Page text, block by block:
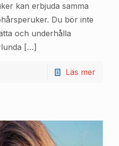
kan erbjuda samma
Du bör inte
och underhålla
[…]
Läs mer